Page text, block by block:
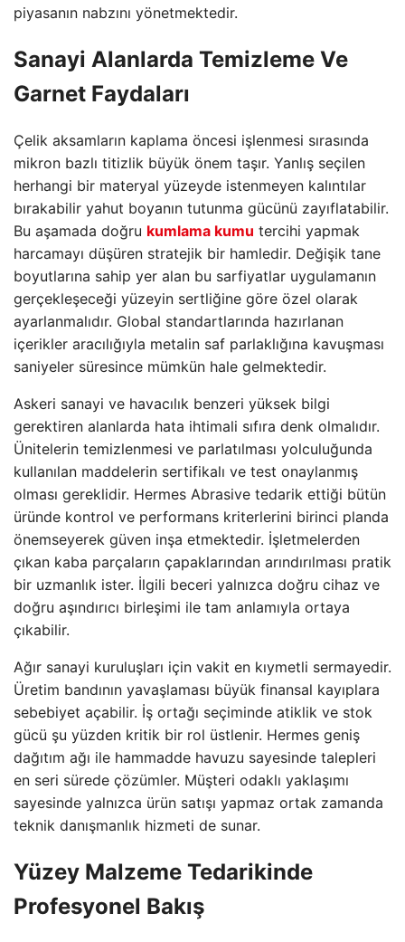
piyasanın nabzını yönetmektedir.
Sanayi Alanlarda Temizleme Ve
Garnet Faydaları
Çelik aksamların kaplama öncesi işlenmesi sırasında
mikron bazlı titizlik büyük önem taşır. Yanlış seçilen
herhangi bir materyal yüzeyde istenmeyen kalıntılar
bırakabilir yahut boyanın tutunma gücünü zayıflatabilir.
Bu aşamada doğru kumlama kumu tercihi yapmak
harcamayı düşüren stratejik bir hamledir. Değişik tane
boyutlarına sahip yer alan bu sarfiyatlar uygulamanın
gerçekleşeceği yüzeyin sertliğine göre özel olarak
ayarlanmalıdır. Global standartlarında hazırlanan
içerikler aracılığıyla metalin saf parlaklığına kavuşması
saniyeler süresince mümkün hale gelmektedir.
Askeri sanayi ve havacılık benzeri yüksek bilgi
gerektiren alanlarda hata ihtimali sıfıra denk olmalıdır.
Ünitelerin temizlenmesi ve parlatılması yolculuğunda
kullanılan maddelerin sertifikalı ve test onaylanmış
olması gereklidir. Hermes Abrasive tedarik ettiği bütün
üründe kontrol ve performans kriterlerini birinci planda
önemseyerek güven inşa etmektedir. İşletmelerden
çıkan kaba parçaların çapaklarından arındırılması pratik
bir uzmanlık ister. İlgili beceri yalnızca doğru cihaz ve
doğru aşındırıcı birleşimi ile tam anlamıyla ortaya
çıkabilir.
Ağır sanayi kuruluşları için vakit en kıymetli sermayedir.
Üretim bandının yavaşlaması büyük finansal kayıplara
sebebiyet açabilir. İş ortağı seçiminde atiklik ve stok
gücü şu yüzden kritik bir rol üstlenir. Hermes geniş
dağıtım ağı ile hammadde havuzu sayesinde talepleri
en seri sürede çözümler. Müşteri odaklı yaklaşımı
sayesinde yalnızca ürün satışı yapmaz ortak zamanda
teknik danışmanlık hizmeti de sunar.
Yüzey Malzeme Tedarikinde
Profesyonel Bakış